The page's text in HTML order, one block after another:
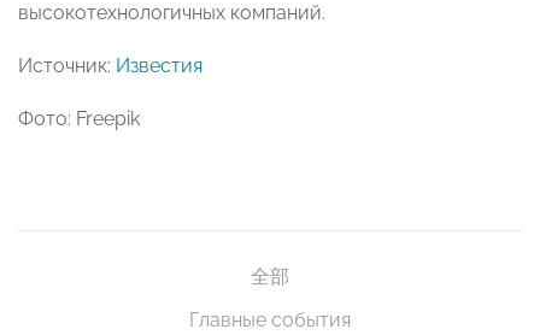
высокотехнологичных компаний.
Источник: Известия
Фото: Freepik
全部
Главные события